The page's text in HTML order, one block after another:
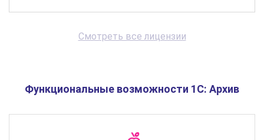
Смотреть все лицензии
Функциональные возможности 1С: Архив